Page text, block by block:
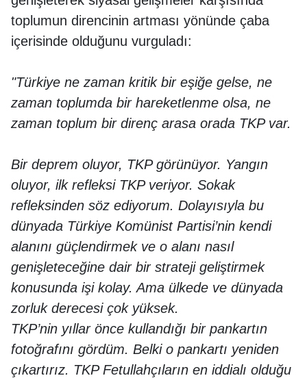
toplumun direncinin artması yönünde çaba
içerisinde olduğunu vurguladı:
"Türkiye ne zaman kritik bir eşiğe gelse, ne
zaman toplumda bir hareketlenme olsa, ne
zaman toplum bir direnç arasa orada TKP var.
Bir deprem oluyor, TKP görünüyor. Yangın
oluyor, ilk refleksi TKP veriyor. Sokak
refleksinden söz ediyorum. Dolayısıyla bu
dünyada Türkiye Komünist Partisi’nin kendi
alanını güçlendirmek ve o alanı nasıl
genişleteceğine dair bir strateji geliştirmek
konusunda işi kolay. Ama ülkede ve dünyada
zorluk derecesi çok yüksek.
TKP’nin yıllar önce kullandığı bir pankartın
fotoğrafını gördüm. Belki o pankartı yeniden
çıkartırız. TKP Fetullahçıların en iddialı olduğu